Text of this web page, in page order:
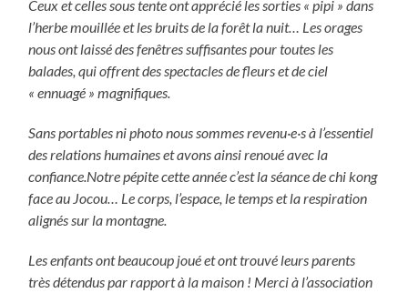
Ceux et celles sous tente ont apprécié les sorties « pipi » dans
l’herbe mouillée et les bruits de la forêt la nuit… Les orages
nous ont laissé des fenêtres suffisantes pour toutes les
balades, qui offrent des spectacles de fleurs et de ciel
« ennuagé » magnifiques.
Sans portables ni photo nous sommes revenu·e·s à l’essentiel
des relations humaines et avons ainsi renoué avec la
confiance.Notre pépite cette année c’est la séance de chi kong
face au Jocou… Le corps, l’espace, le temps et la respiration
alignés sur la montagne.
Les enfants ont beaucoup joué et ont trouvé leurs parents
très détendus par rapport à la maison ! Merci à l’association